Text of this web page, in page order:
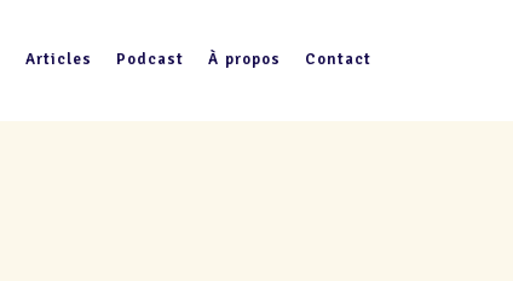
Articles Podcast À propos Contact